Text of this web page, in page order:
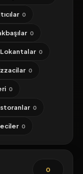
0
0
Lokantalar 0
0
0
0
0
0